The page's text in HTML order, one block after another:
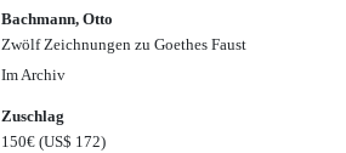
Bachmann, Otto
Zwölf Zeichnungen zu Goethes Faust
Im Archiv
Zuschlag
150€(US$ 172)